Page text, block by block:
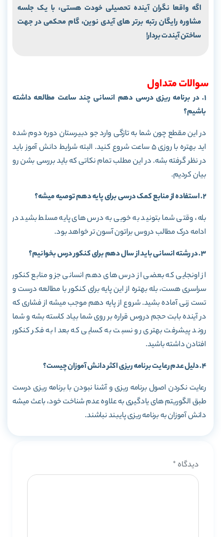
اگه واقعا نگران آینده تحصیلی خودت هستی، با یک جلسه
مشاوره رایگان رتبه برتر های آیدی نوین، گام محکمی در جهت
ساختن آیندت بردار!
سوالات متداول
1. در برنامه ریزی درسی دهم انسانی چند ساعت مطالعه داشته
باشیم؟
در این مقطع چون شما به تازگی وارد جو دبیرستان دوره دوم شده
اید بهتره با روزی 5 ساعت شروع کنید. البته شرایط دانش آموز باید
در نظر گرفته بشه. در این مطلب تمام نکاتی که باید بررسی بشن رو
بیان کردیم.
2. استفاده از منابع کمک درسی برای پایه دهم توصیه میشه؟
بله، وقتی شما بتونید به خوبی به درس های پایه مسلط بشید در
ادامه درک مطالب دروس براتون آسون تر خواهد بود.
3. در رشته انسانی باید از سال دهم برای کنکور درس بخوانیم؟
از اونجایی که بعضی از درس های دهم انسانی جزو منابع کنکور
سراسری هست، بله بهتره از این پایه برای کنکور با مطالعه درست و
تست زنی آماده بشید. شروع از پایه دهم موجب میشه از فشاری که
در آینده بابت حجم دروس قراره بر روی شما بیاد کاسته بشه و شما
روند پیشرفت بهتری رو نسبت به کسایی که بعدا به فکر کنکور
افتادن داشته باشید.
4. دلیل عدم رعایت برنامه ریزی اکثر دانش آموزان چیست؟
رعایت نکردن اصول برنامه ریزی و آشنا نبودن با برنامه ریزی درست
طبق الگوریتم های یادگیری به علاوه عدم شناخت خود، باعث میشه
دانش آموزان به برنامه ریزی پایبند نباشند.
دیدگاه *